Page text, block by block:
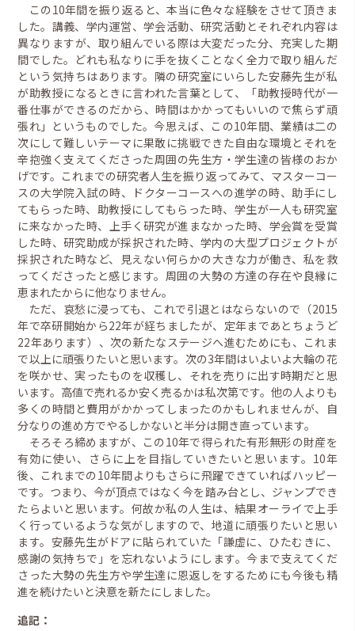
この10年間を振り返ると、本当に色々な経験をさせて頂きま
した。講義、学内運営、学会活動、研究活動とそれぞれ内容は
異なりますが、取り組んでいる際は大変だった分、充実した期
間でした。どれも私なりに手を抜くことなく全力で取り組んだ
という気持ちはあります。隣の研究室にいらした安藤先生が私
が助教授になるときに言われた言葉として、「助教授時代が一
番仕事ができるのだから、時間はかかってもいいので焦らず頑
張れ」というものでした。今思えば、この10年間、業績は二の
次にして難しいテーマに果敢に挑戦できた自由な環境とそれを
辛抱強く支えてくださった周囲の先生方・学生達の皆様のおか
げです。これまでの研究者人生を振り返ってみて、マスターコー
スの大学院入試の時、ドクターコースへの進学の時、助手にし
てもらった時、助教授にしてもらった時、学生が一人も研究室
に来なかった時、上手く研究が進まなかった時、学会賞を受賞
した時、研究助成が採択された時、学内の大型プロジェクトが
採択された時など、見えない何らかの大きな力が働き、私を救
ってくださったと感じます。周囲の大勢の方達の存在や良縁に
恵まれたからに他なりません。
ただ、哀愁に浸っても、これで引退とはならないので（2015
年で卒研開始から22年が経ちましたが、定年まであとちょうど
22年あります）、次の新たなステージへ進むためにも、これま
で以上に頑張りたいと思います。次の3年間はいよいよ大輪の花
を咲かせ、実ったものを収穫し、それを売りに出す時期だと思
います。高値で売れるか安く売るかは私次第です。他の人よりも
多くの時間と費用がかかってしまったのかもしれませんが、自
分なりの進め方でやるしかないと半分は開き直っています。
そろそろ締めますが、この10年で得られた有形無形の財産を
有効に使い、さらに上を目指していきたいと思います。10年
後、これまでの10年間よりもさらに飛躍できていればハッピー
です。つまり、今が頂点ではなく今を踏み台とし、ジャンプでき
たらよいと思います。何故か私の人生は、結果オーライで上手
く行っているような気がしますので、地道に頑張りたいと思い
ます。安藤先生がドアに貼られていた「謙虚に、ひたむきに、
感謝の気持ちで」を忘れないようにします。今まで支えてくだ
さった大勢の先生方や学生達に恩返しをするためにも今後も精
進を続けたいと決意を新たにしました。
追記：